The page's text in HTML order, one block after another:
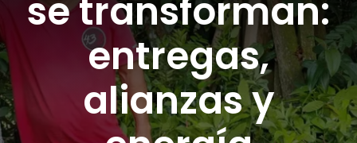
NOTICIAS
ACADEMIA
se transforman:
entregas,
alianzas y